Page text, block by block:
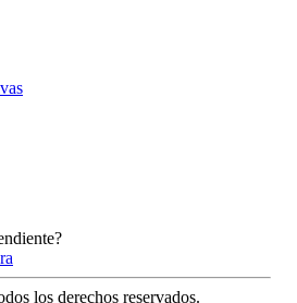
los derechos reservados.